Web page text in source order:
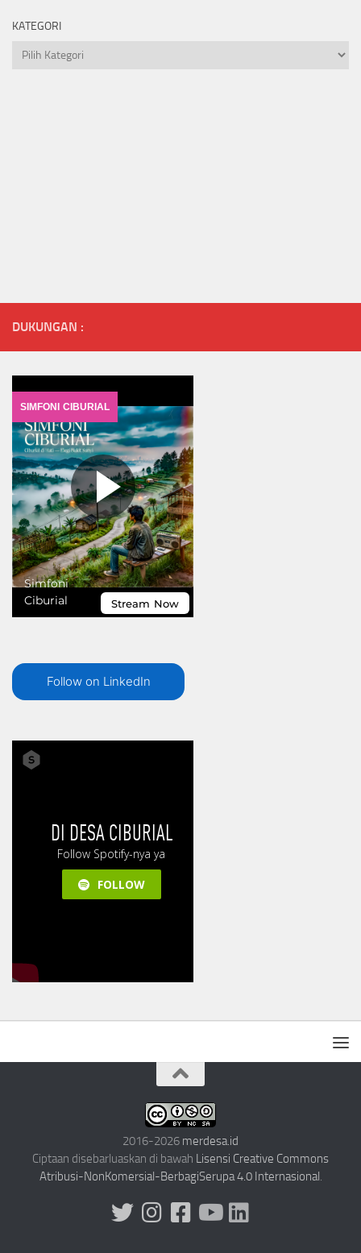
KATEGORI
Kategori
DUKUNGAN :
Follow on LinkedIn
2016-2026 merdesa.id
Ciptaan disebarluaskan di bawah Lisensi Creative Commons
Atribusi-NonKomersial-BerbagiSerupa 4.0 Internasional.